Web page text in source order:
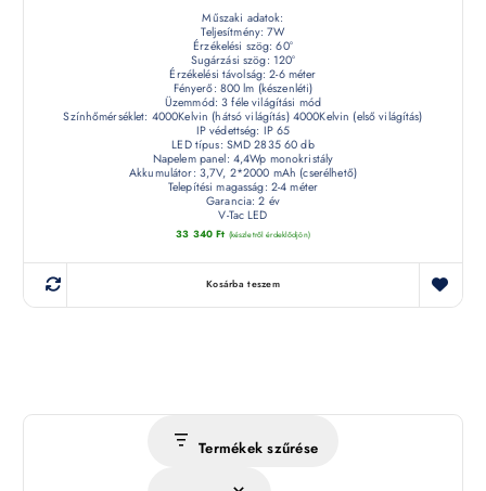
Műszaki adatok:
Teljesítmény: 7W
Érzékelési szög: 60°
Sugárzási szög: 120°
Érzékelési távolság: 2-6 méter
Fényerő: 800 lm (készenléti)
Üzemmód: 3 féle világítási mód
Színhőmérséklet: 4000Kelvin (hátsó világítás) 4000Kelvin (első világítás)
IP védettség: IP 65
LED típus: SMD 2835 60 db
Napelem panel: 4,4Wp monokristály
Akkumulátor: 3,7V, 2*2000 mAh (cserélhető)
Telepítési magasság: 2-4 méter
Garancia: 2 év
V-Tac LED
33 340Ft (készletről érdeklődjön)
Kosárba teszem
Termékek szűrése